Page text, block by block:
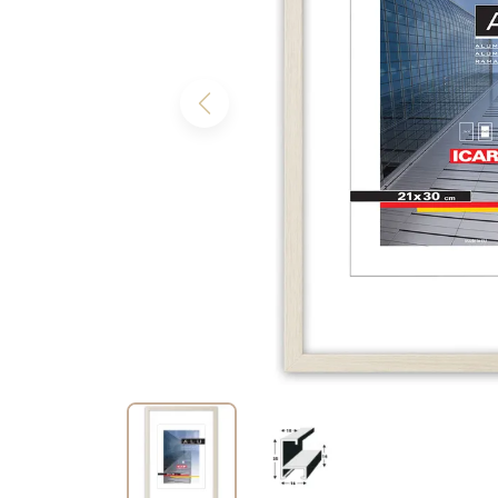
Previous